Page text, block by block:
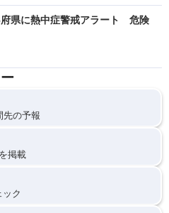
県に熱中症警戒アラート 危険
先の予報
掲載
ク